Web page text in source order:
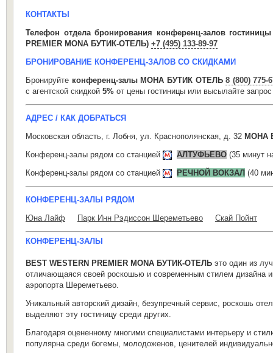
КОНТАКТЫ
Телефон отдела бронирования конференц-залов
PREMIER MONA БУТИК-ОТЕЛЬ) +7 (495) 133-89-97
БРОНИРОВАНИЕ КОНФЕРЕНЦ-ЗАЛОВ СО СКИДКАМИ
Бронируйте конференц-залы МОНА БУТИК ОТЕЛЬ 8 (800) 775-
с агентской скидкой 5% от цены гостиницы или высылайте
АДРЕС / КАК ДОБРАТЬСЯ
Московская область, г. Лобня, ул. Краснополянская, д. 32 МОНА
Конференц-залы рядом со станцией
АЛТУФЬЕВО (35 минут
Конференц-залы рядом со станцией
РЕЧНОЙ ВОКЗАЛ (40
КОНФЕРЕНЦ-ЗАЛЫ РЯДОМ
Юна Лайф
Парк Инн Рэдиссон Шереметьево Скай Пойнт
КОНФЕРЕНЦ-ЗАЛЫ
BEST WESTERN PREMIER MONA БУТИК-ОТЕЛЬ это один из
отличающаяся своей роскошью и современным стилем дизайна
аэропорта Шереметьево.
Уникальный авторский дизайн, безупречный сервис, роскошь
выделяют эту гостиницу среди других.
Благодаря оцененному многими специалистами интерьеру и
популярна среди богемы, молодоженов, ценителей